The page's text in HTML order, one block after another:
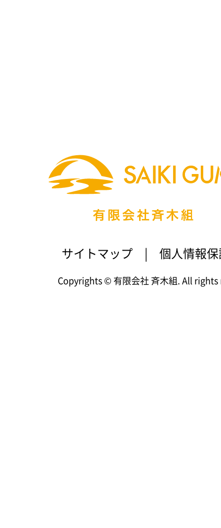
サイトマップ 個人情報
Copyrights © 有限会社 斉木組. All rights